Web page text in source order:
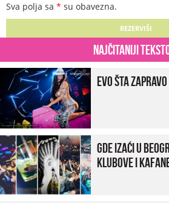
Sva polja sa * su obavezna.
Najčitaniji
Evo šta
Gde izaći u
klubove i